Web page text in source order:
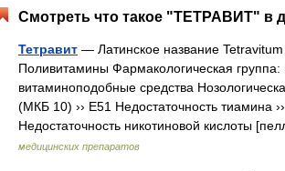
Смотреть что такое "ТЕТРАВИТ" в
Тетравит — Латинское название Tetravitum
Поливитамины Фармакологическая
витаминоподобные средства
(МКБ 10) ›› E51 Недостаточность тиамина
Недостаточность никотиновой кислоты
медицинских препаратов